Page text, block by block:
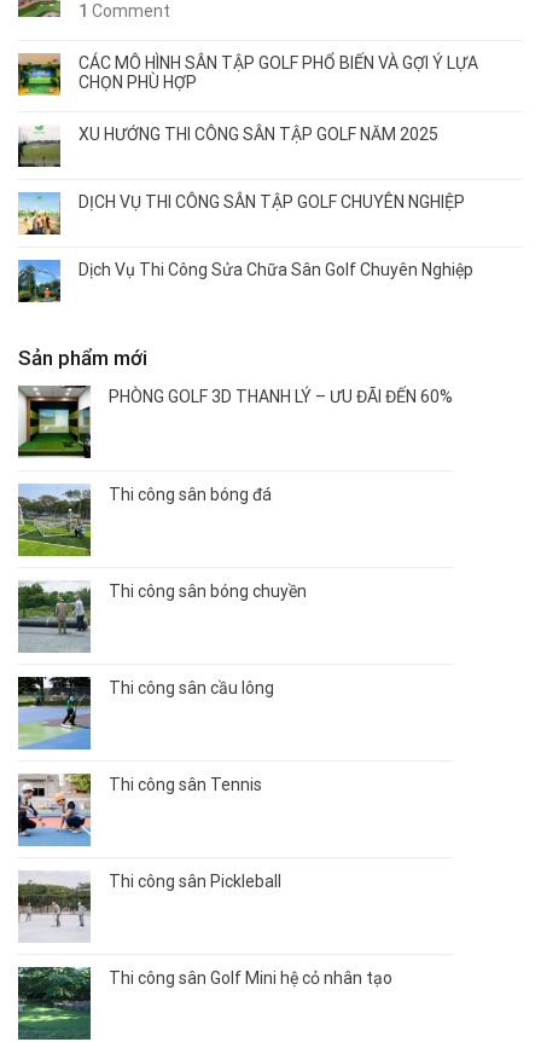
1 Comment
CÁC MÔ HÌNH SÂN TẬP GOLF PHỔ BIẾN VÀ GỢI Ý LỰA
CHỌN PHÙ HỢP
XU HƯỚNG THI CÔNG SÂN TẬP GOLF NĂM 2025
DỊCH VỤ THI CÔNG SÂN TẬP GOLF CHUYÊN NGHIỆP
Dịch Vụ Thi Công Sửa Chữa Sân Golf Chuyên Nghiệp
Sản phẩm mới
PHÒNG GOLF 3D THANH LÝ – ƯU ĐÃI ĐẾN 60%
Thi công sân bóng đá
Thi công sân bóng chuyền
Thi công sân cầu lông
Thi công sân Tennis
Thi công sân Pickleball
Thi công sân Golf Mini hệ cỏ nhân tạo